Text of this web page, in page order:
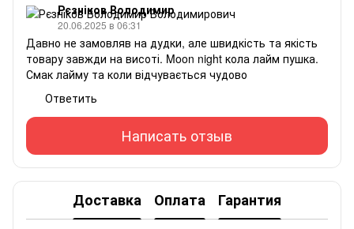
Рєзніков Володимир
20.06.2025 в 06:31
Давно не замовляв на дудки, але швидкість та якість
товару завжди на висоті. Moon night кола лайм пушка.
Смак лайму та коли відчувається чудово
Ответить
Написать отзыв
Доставка Оплата Гарантия